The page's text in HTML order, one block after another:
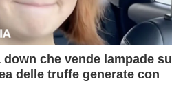
down che vende lampade
delle truffe generate con